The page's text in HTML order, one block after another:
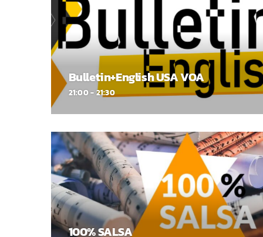
Bulletin+English USA VOA
21:00 - 21:30
100% SALSA